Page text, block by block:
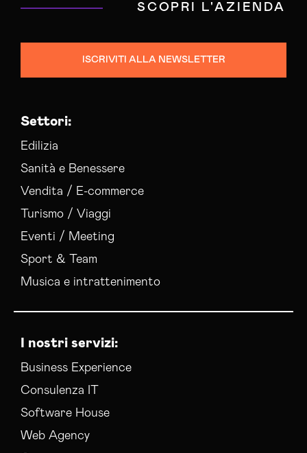
Campagne Native Advertising Pavia
Gestione Campagne Google Ads Pavia
Gestione Social Media Pavia
Social Media Advertising Pavia
Sviluppo Ecommerce Pavia
Web Agency Pavia
SCOPRI L'AZIENDA
ISCRIVITI ALLA NEWSLETTER
Settori:
Edilizia
Sanità e Benessere
Vendita / E-commerce
Turismo / Viaggi
Eventi / Meeting
Sport & Team
Musica e intrattenimento
I nostri servizi:
Business Experience
Consulenza IT
Software House
Web Agency